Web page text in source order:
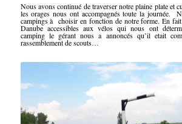
Nous avons continué de traverser notre plaine plate et
les orages nous ont accompagnés toute la journée.
campings à choisir en fonction de notre forme. En
Danube accessibles aux vélos qui nous ont
camping le gérant nous a annoncés qu’il etait
rassemblement de scouts…